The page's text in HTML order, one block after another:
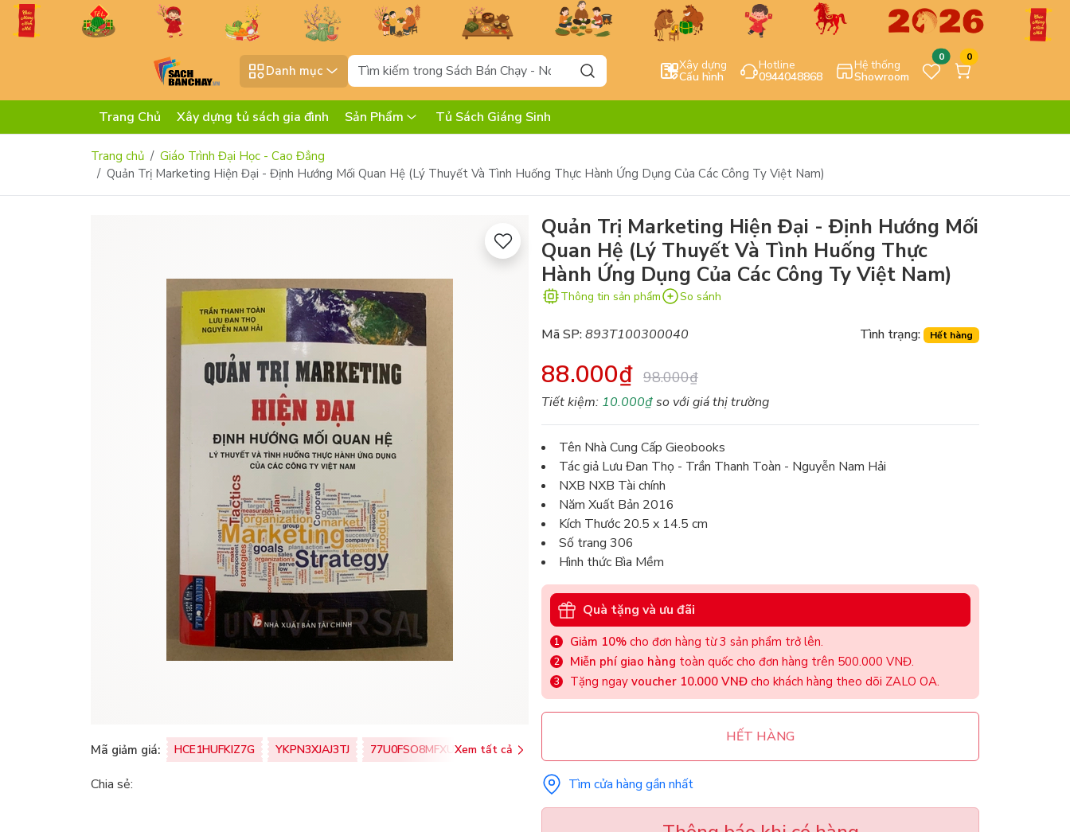
Danh mục Xây dựng
Cấu hình
Hotline
0944048868
Hệ thống
Showroom
0 0
Trang Chủ Xây dựng tủ sách gia đình Sản Phẩm Tủ Sách Giáng Sinh
Trang chủ
Giáo Trình Đại Học - Cao Đẳng
Quản Trị Marketing Hiện Đại - Định Hướng Mối Quan Hệ (Lý Thuyết Và Tình Huống Thực Hành Ứng Dụng Của Các Công Ty Việt Nam)
Mã giảm giá: HCE1HUFKIZ7G YKPN3XJAJ3TJ 77U0FSO8MFXU Xem tất cả
Chia sẻ:
Quản Trị Marketing Hiện Đại - Định Hướng Mối
Quan Hệ (Lý Thuyết Và Tình Huống Thực
Hành Ứng Dụng Của Các Công Ty Việt Nam)
Thông tin sản phẩm So sánh
Mã SP:893T100300040 Tình trạng: Hết hàng
88.000₫ 98.000₫
Tiết kiệm: 10.000₫so với giá thị trường
Tên Nhà Cung Cấp Gieobooks
Tác giả Lưu Đan Thọ - Trần Thanh Toàn - Nguyễn Nam Hải
NXB NXB Tài chính
Năm Xuất Bản 2016
Kích Thước 20.5 x 14.5 cm
Số trang 306
Hình thức Bìa Mềm
Quà tặng và ưu đãi
Giảm 10% cho đơn hàng từ 3 sản phẩm trở lên.
Miễn phí giao hàng toàn quốc cho đơn hàng trên 500.000 VNĐ.
Tặng ngay voucher 10.000 VNĐ cho khách hàng theo dõi ZALO OA.
HẾT HÀNG
Tìm cửa hàng gần nhất